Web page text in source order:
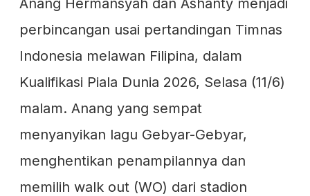
Anang Hermansyah dan Ashanty menjadi
perbincangan usai pertandingan Timnas
Indonesia melawan Filipina, dalam
Kualifikasi Piala Dunia 2026, Selasa (11/6)
malam. Anang yang sempat
menyanyikan lagu Gebyar-Gebyar,
menghentikan penampilannya dan
memilih walk out (WO) dari stadion